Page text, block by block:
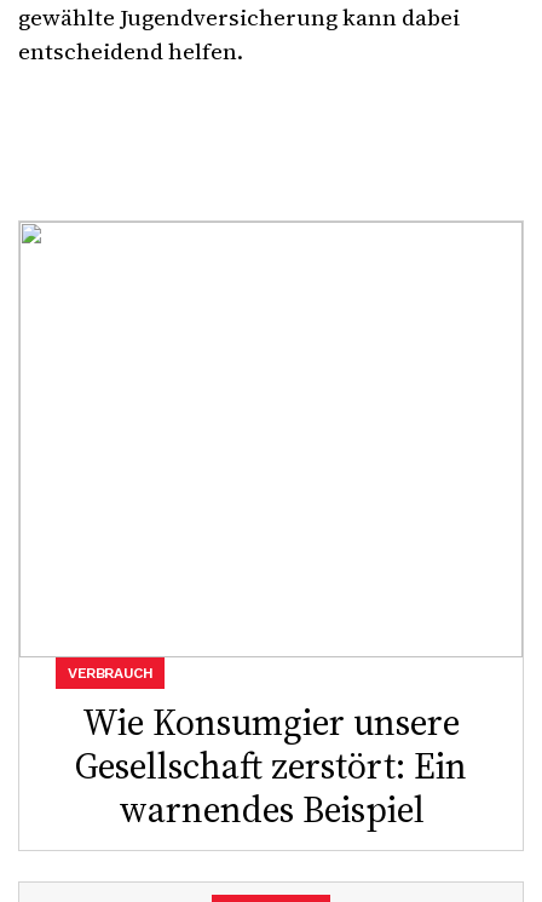
gewählte Jugendversicherung kann dabei
entscheidend helfen.
Wie Konsumgier unsere
Gesellschaft zerstört: Ein
warnendes Beispiel
VERBRAUCH